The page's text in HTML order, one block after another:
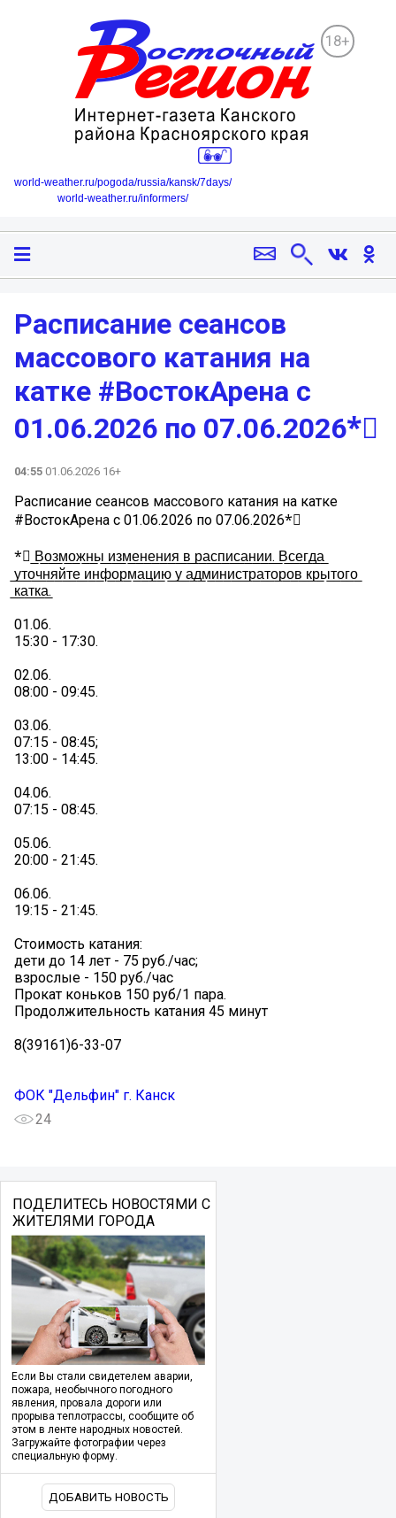
18+
world-weather.ru/pogoda/russia/kansk/7days/
world-weather.ru/informers/
Расписание сеансов
массового катания на
катке #ВостокАрена с
01.06.2026 по 07.06.2026*⃣
04:55 01.06.2026 16+
Расписание сеансов массового катания на катке
#ВостокАрена с 01.06.2026 по 07.06.2026*⃣
*⃣ ̲В̲о̲з̲м̲о̲ж̲н̲ы̲ ̲и̲з̲м̲е̲н̲е̲н̲и̲я̲ ̲в̲ ̲р̲а̲с̲п̲и̲с̲а̲н̲и̲и̲. ̲В̲с̲е̲г̲д̲а̲
̲у̲т̲о̲ч̲н̲я̲й̲т̲е̲ ̲и̲н̲ф̲о̲р̲м̲а̲ц̲и̲ю̲ ̲у̲ ̲а̲д̲м̲и̲н̲и̲с̲т̲р̲а̲т̲о̲р̲о̲в̲ ̲к̲р̲ы̲т̲о̲г̲о̲
̲к̲а̲т̲к̲а̲.
01.06.
15:30 - 17:30.
02.06.
08:00 - 09:45.
03.06.
07:15 - 08:45;
13:00 - 14:45.
04.06.
07:15 - 08:45.
05.06.
20:00 - 21:45.
06.06.
19:15 - 21:45.
Стоимость катания:
дети до 14 лет - 75 руб./час;
взрослые - 150 руб./час
Прокат коньков 150 руб/1 пара.
Продолжительность катания 45 минут
8(39161)6-33-07
ФОК "Дельфин" г. Канск
24
ПОДЕЛИТЕСЬ НОВОСТЯМИ С
ЖИТЕЛЯМИ ГОРОДА
Если Вы стали свидетелем аварии,
пожара, необычного погодного
явления, провала дороги или
прорыва теплотрассы, сообщите об
этом в ленте народных новостей.
Загружайте фотографии через
специальную форму.
ДОБАВИТЬ НОВОСТЬ